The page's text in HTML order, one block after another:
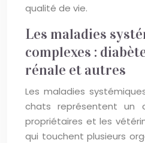
qualité de vie.
Les maladies
complexes :
rénale et autres
Les maladies
chats représentent un
propriétaires et les
qui touchent plusieurs